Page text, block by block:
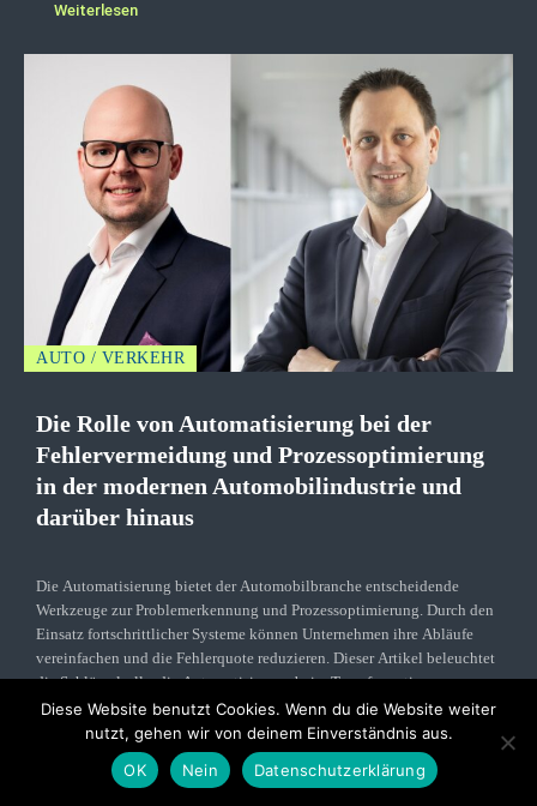
Weiterlesen
AUTO / VERKEHR
Die Rolle von Automatisierung bei der
Fehlervermeidung und Prozessoptimierung
in der modernen Automobilindustrie und
darüber hinaus
Die Automatisierung bietet der Automobilbranche entscheidende
Werkzeuge zur Problemerkennung und Prozessoptimierung. Durch den
Einsatz fortschrittlicher Systeme können Unternehmen ihre Abläufe
vereinfachen und die Fehlerquote reduzieren. Dieser Artikel beleuchtet
die Schlüsselrolle, die Automatisierung beim Transformationsprozess
von Unternehmen spielt.
Weiterlesen
Diese Website benutzt Cookies. Wenn du die Website weiter
nutzt, gehen wir von deinem Einverständnis aus.
OK
Nein Datenschutzerklärung